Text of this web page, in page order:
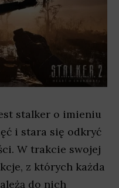
stalker o imieniu
i stara się odkryć
W trakcie swojej
z których każda
do nich